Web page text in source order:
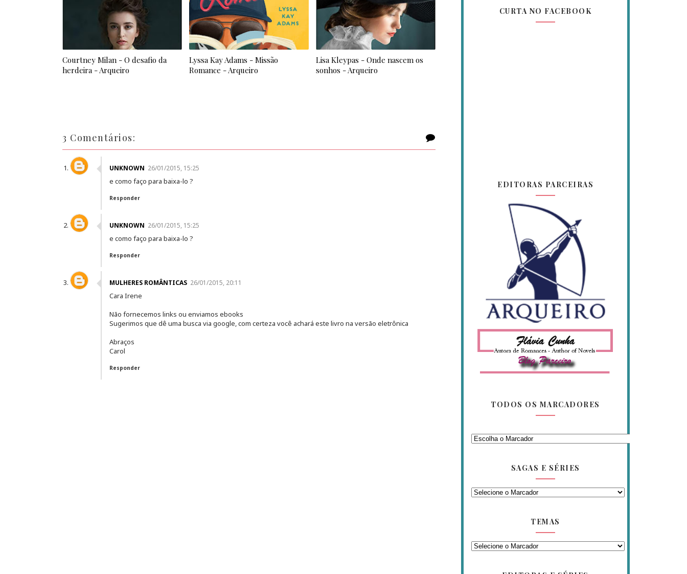
Courtney Milan - O desafio da
herdeira - Arqueiro
Lyssa Kay Adams - Missão
Romance - Arqueiro
Lisa Kleypas - Onde nascem os
sonhos - Arqueiro
3 Comentários:
UNKNOWN 26/01/2015, 15:25
e como faço para baixa-lo ?
Responder
UNKNOWN 26/01/2015, 15:25
e como faço para baixa-lo ?
Responder
MULHERES ROMÂNTICAS 26/01/2015, 20:11
Cara Irene
Não fornecemos links ou enviamos ebooks
Sugerimos que dê uma busca via google, com certeza você achará este livro na versão eletrônica
Abraços
Carol
Responder
CURTA NO FACEBOOK
EDITORAS PARCEIRAS
TODOS OS MARCADORES
SAGAS E SÉRIES
TEMAS